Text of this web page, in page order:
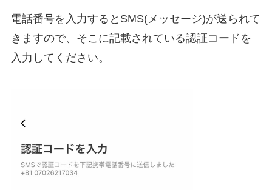
電話番号を入力するとSMS(メッセージ)が送られて
きますので、そこに記載されている認証コードを
入力してください。